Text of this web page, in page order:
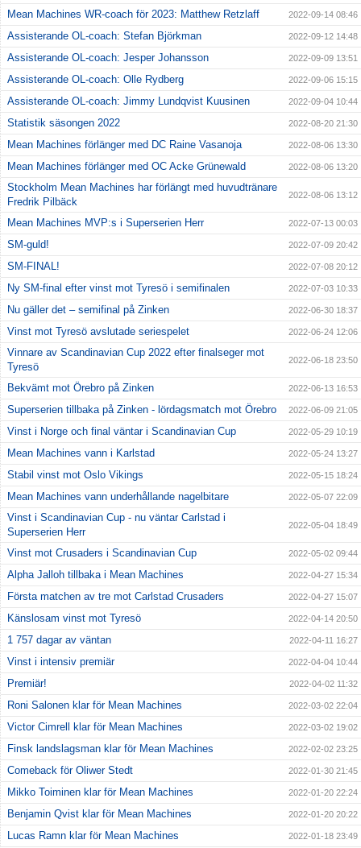
Mean Machines WR-coach för 2023: Matthew Retzlaff 2022-09-14 08:46
Assisterande OL-coach: Stefan Björkman 2022-09-12 14:48
Assisterande OL-coach: Jesper Johansson 2022-09-09 13:51
Assisterande OL-coach: Olle Rydberg 2022-09-06 15:15
Assisterande OL-coach: Jimmy Lundqvist Kuusinen 2022-09-04 10:44
Statistik säsongen 2022 2022-08-20 21:30
Mean Machines förlänger med DC Raine Vasanoja 2022-08-06 13:30
Mean Machines förlänger med OC Acke Grünewald 2022-08-06 13:20
Stockholm Mean Machines har förlängt med huvudtränare
Fredrik Pilbäck
2022-08-06 13:12
Mean Machines MVP:s i Superserien Herr 2022-07-13 00:03
SM-guld! 2022-07-09 20:42
SM-FINAL! 2022-07-08 20:12
Ny SM-final efter vinst mot Tyresö i semifinalen 2022-07-03 10:33
Nu gäller det – semifinal på Zinken 2022-06-30 18:37
Vinst mot Tyresö avslutade seriespelet 2022-06-24 12:06
Vinnare av Scandinavian Cup 2022 efter finalseger mot
Tyresö
2022-06-18 23:50
Bekvämt mot Örebro på Zinken 2022-06-13 16:53
Superserien tillbaka på Zinken - lördagsmatch mot Örebro 2022-06-09 21:05
Vinst i Norge och final väntar i Scandinavian Cup 2022-05-29 10:19
Mean Machines vann i Karlstad 2022-05-24 13:27
Stabil vinst mot Oslo Vikings 2022-05-15 18:24
Mean Machines vann underhållande nagelbitare 2022-05-07 22:09
Vinst i Scandinavian Cup - nu väntar Carlstad i
Superserien Herr
2022-05-04 18:49
Vinst mot Crusaders i Scandinavian Cup 2022-05-02 09:44
Alpha Jalloh tillbaka i Mean Machines 2022-04-27 15:34
Första matchen av tre mot Carlstad Crusaders 2022-04-27 15:07
Känslosam vinst mot Tyresö 2022-04-14 20:50
1 757 dagar av väntan 2022-04-11 16:27
Vinst i intensiv premiär 2022-04-04 10:44
Premiär! 2022-04-02 11:32
Roni Salonen klar för Mean Machines 2022-03-02 22:04
Victor Cimrell klar för Mean Machines 2022-03-02 19:02
Finsk landslagsman klar för Mean Machines 2022-02-02 23:25
Comeback för Oliwer Stedt 2022-01-30 21:45
Mikko Toiminen klar för Mean Machines 2022-01-20 22:24
Benjamin Qvist klar för Mean Machines 2022-01-20 20:22
Lucas Ramn klar för Mean Machines 2022-01-18 23:49